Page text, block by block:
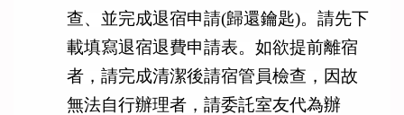
查、並完成退宿申請(歸還鑰匙)。請先下
載填寫退宿退費申請表。如欲提前離宿
者， 請完成清潔後請宿管員檢查，因故
無法自行辦理者， 請委託室友代為辦